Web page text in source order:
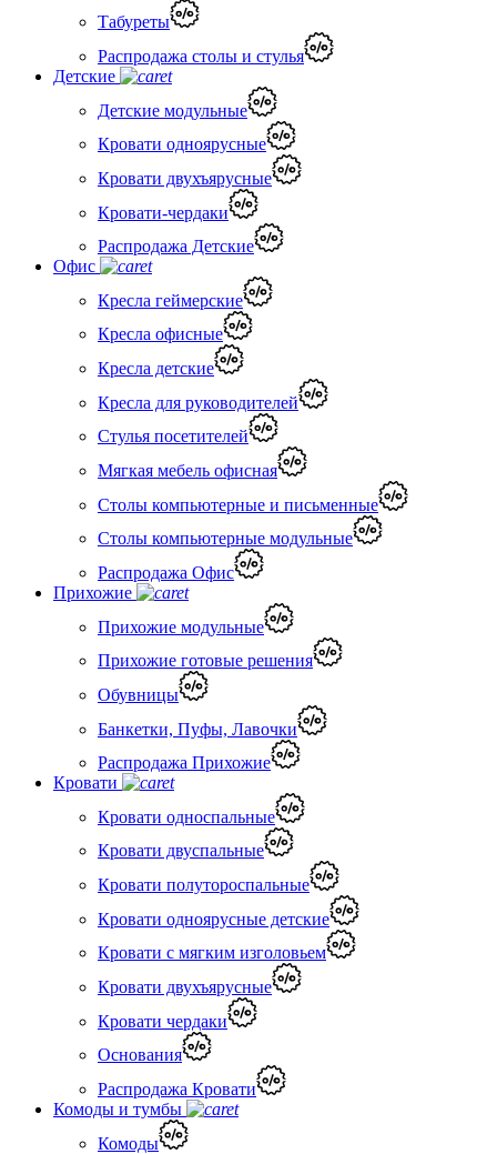
Табуреты
Распродажа столы и стулья
Детские
Детские модульные
Кровати одноярусные
Кровати двухъярусные
Кровати-чердаки
Распродажа Детские
Офис
Кресла геймерские
Кресла офисные
Кресла детские
Кресла для руководителей
Стулья посетителей
Мягкая мебель офисная
Столы компьютерные и письменные
Столы компьютерные модульные
Распродажа Офис
Прихожие
Прихожие модульные
Прихожие готовые решения
Обувницы
Банкетки, Пуфы, Лавочки
Распродажа Прихожие
Кровати
Кровати односпальные
Кровати двуспальные
Кровати полутороспальные
Кровати одноярусные детские
Кровати с мягким изголовьем
Кровати двухъярусные
Кровати чердаки
Основания
Распродажа Кровати
Комоды и тумбы
Комоды